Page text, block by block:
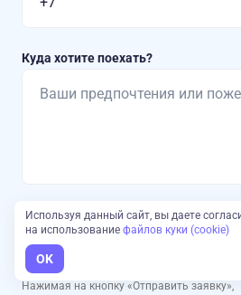
Куда хотите поехать?
Отправить
Нажимая на кнопку «Отправить заявку»,
Используя данный сайт, вы даете
на использование файлов куки (cookie)
OK